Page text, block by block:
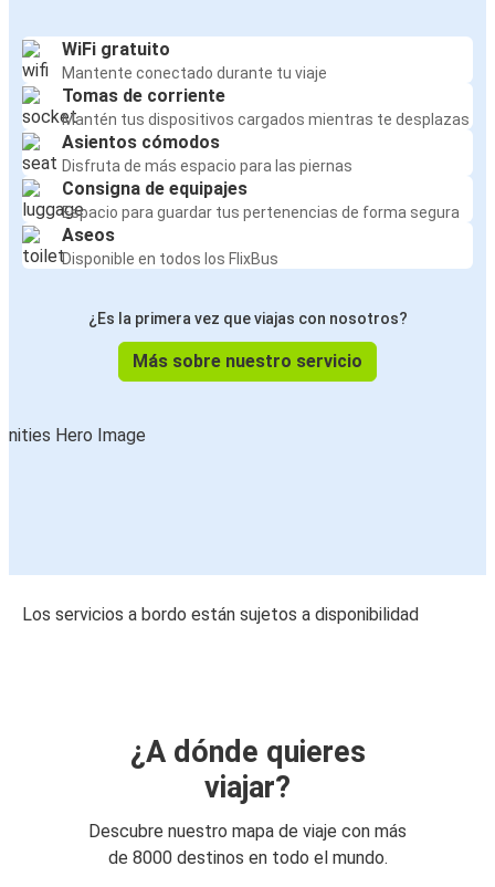
WiFi gratuito
Mantente conectado durante tu viaje
Tomas de corriente
Mantén tus dispositivos cargados mientras te desplazas
Asientos cómodos
Disfruta de más espacio para las piernas
Consigna de equipajes
Espacio para guardar tus pertenencias de forma segura
Aseos
Disponible en todos los FlixBus
¿Es la primera vez que viajas con nosotros?
Más sobre nuestro servicio
Los servicios a bordo están sujetos a disponibilidad
¿A dónde quieres
viajar?
Descubre nuestro mapa de viaje con más
de 8000 destinos en todo el mundo.